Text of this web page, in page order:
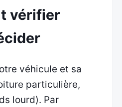
vérifier
véhicule et sa
particulière,
lourd). Par